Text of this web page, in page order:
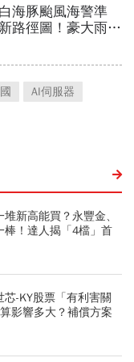
AI伺服器
新高能買？永豐金、
！達人揭「4檔」首
-KY股票「有利害關
影響多大？補償方案